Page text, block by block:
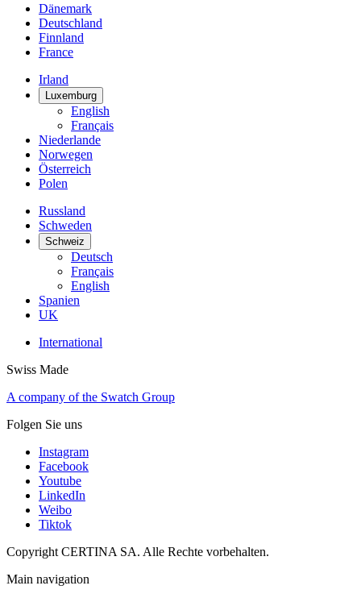
Dänemark
Deutschland
Finnland
France
Irland
Luxemburg
English
Français
Niederlande
Norwegen
Österreich
Polen
Russland
Schweden
Schweiz
Deutsch
Français
English
Spanien
UK
International
Swiss Made
A company of the Swatch Group
Folgen Sie uns
Instagram
Facebook
Youtube
LinkedIn
Weibo
Tiktok
Copyright CERTINA SA. Alle Rechte vorbehalten.
Main navigation